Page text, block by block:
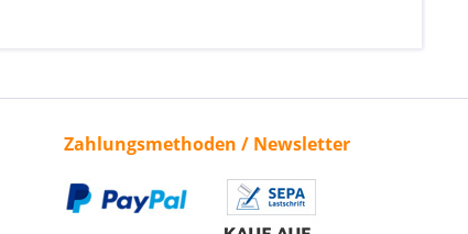
Zahlungsmethoden / Newsletter